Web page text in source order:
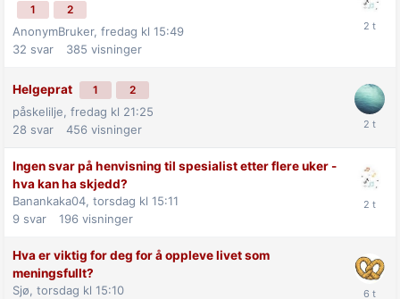
1 2
AnonymBruker, fredag kl 15:49
32 svar 385 visninger
Helgeprat 1 2
påskelilje, fredag kl 21:25
28 svar 456 visninger
Ingen svar på henvisning til spesialist etter flere uker -
hva kan ha skjedd?
Banankaka04, torsdag kl 15:11
9 svar 196 visninger
Hva er viktig for deg for å oppleve livet som
meningsfullt?
Sjø, torsdag kl 15:10